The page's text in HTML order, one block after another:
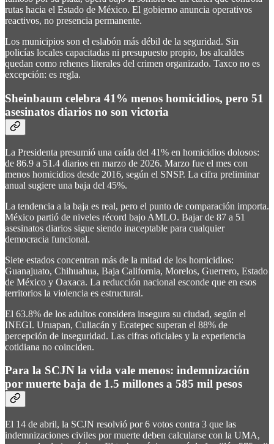
rutas hacia el Estado de México. El gobierno anuncia operativos
reactivos, no presencia permanente.
Los municipios son el eslabón más débil de la seguridad. Sin
policías locales capacitadas ni presupuesto propio, los alcaldes
quedan como rehenes literales del crimen organizado. Taxco no es
excepción: es regla.
Sheinbaum celebra 41% menos homicidios, pero 51
asesinatos diarios no son victoria
La Presidenta presumió una caída del 41% en homicidios dolosos:
de 86.9 a 51.4 diarios en marzo de 2026. Marzo fue el mes con
menos homicidios desde 2016, según el SNSP. La cifra preliminar
anual sugiere una baja del 45%.
La tendencia a la baja es real, pero el punto de comparación importa.
México partió de niveles récord bajo AMLO. Bajar de 87 a 51
asesinatos diarios sigue siendo inaceptable para cualquier
democracia funcional.
Siete estados concentran más de la mitad de los homicidios:
Guanajuato, Chihuahua, Baja California, Morelos, Guerrero, Estado
de México y Oaxaca. La reducción nacional esconde que en esos
territorios la violencia es estructural.
El 63.8% de los adultos considera insegura su ciudad, según el
INEGI. Uruapan, Culiacán y Ecatepec superan el 88% de
percepción de inseguridad. Las cifras oficiales y la experiencia
cotidiana no coinciden.
Para la SCJN la vida vale menos: indemnización
por muerte baja de 1.5 millones a 585 mil pesos
El 14 de abril, la SCJN resolvió por 6 votos contra 3 que las
indemnizaciones civiles por muerte deben calcularse con la UMA,